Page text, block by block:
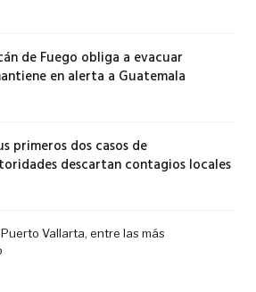
de Fuego obliga a evacuar
en alerta a Guatemala
primeros dos casos de
descartan contagios locales